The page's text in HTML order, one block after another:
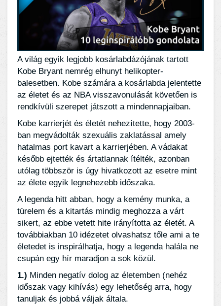
A világ egyik legjobb kosárlabdázójának tartott
Kobe Bryant nemrég elhunyt helikopter-
balesetben. Kobe számára a kosárlabda jelentette
az életet és az NBA visszavonulását követően is
rendkívüli szerepet játszott a mindennapjaiban.
Kobe karrierjét és életét nehezítette, hogy 2003-
ban megvádolták szexuális zaklatással amely
hatalmas port kavart a karrierjében. A vádakat
később ejtették és ártatlannak ítélték, azonban
utólag többször is úgy hivatkozott az esetre mint
az élete egyik legnehezebb időszaka.
A legenda hitt abban, hogy a kemény munka, a
türelem és a kitartás mindig meghozza a várt
sikert, az ebbe vetett hite irányította az életét. A
továbbiakban 10 idézetet olvashatsz tőle ami a te
életedet is inspirálhatja, hogy a legenda halála ne
csupán egy hír maradjon a sok közül.
1.) Minden negatív dolog az életemben (nehéz
időszak vagy kihívás) egy lehetőség arra, hogy
tanuljak és jobbá váljak általa.